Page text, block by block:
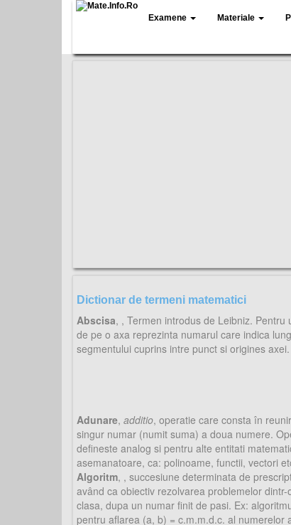
Examene Materiale
Dictionar de termeni matematici
Abscisa, , Termen introdus de Leibniz. Pentru
de pe o axa reprezinta numarul care indica
segmentului cuprins intre punct si origines axei.
Adunare, additio, operatie care consta în
singur numar (numit suma) a doua numere.
defineste analog si pentru alte entitati
asemanatoare, ca: polinoame, functii, vectori
Algoritm, , succesiune determinata de
având ca obiectiv rezolvarea problemelor dintr-
clasa, dupa un numar finit de pasi. Ex:
pentru aflarea (a, b) = c.m.m.d.c. al numerelor